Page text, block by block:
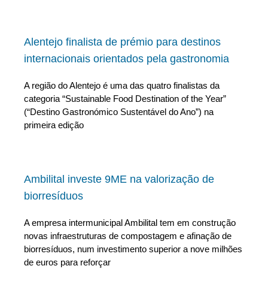
Alentejo finalista de prémio para destinos
internacionais orientados pela gastronomia
A região do Alentejo é uma das quatro finalistas da
categoria “Sustainable Food Destination of the Year”
(“Destino Gastronómico Sustentável do Ano”) na
primeira edição
Ambilital investe 9ME na valorização de
biorresíduos
A empresa intermunicipal Ambilital tem em construção
novas infraestruturas de compostagem e afinação de
biorresíduos, num investimento superior a nove milhões
de euros para reforçar